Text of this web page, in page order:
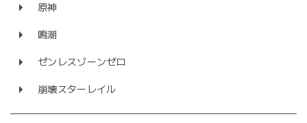
原神
鳴潮
ゼンレスゾーンゼロ
崩壊スターレイル